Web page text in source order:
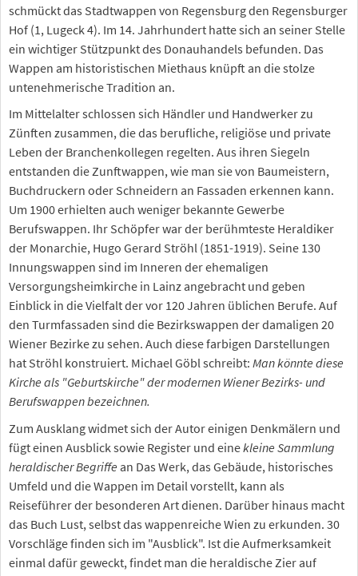
schmückt das Stadtwappen von Regensburg den Regensburger
Hof (1, Lugeck 4). Im 14. Jahrhundert hatte sich an seiner Stelle
ein wichtiger Stützpunkt des Donauhandels befunden. Das
Wappen am historistischen Miethaus knüpft an die stolze
untenehmerische Tradition an.
Im Mittelalter schlossen sich Händler und Handwerker zu
Zünften zusammen, die das berufliche, religiöse und private
Leben der Branchenkollegen regelten. Aus ihren Siegeln
entstanden die Zunftwappen, wie man sie von Baumeistern,
Buchdruckern oder Schneidern an Fassaden erkennen kann.
Um 1900 erhielten auch weniger bekannte Gewerbe
Berufswappen. Ihr Schöpfer war der berühmteste Heraldiker
der Monarchie, Hugo Gerard Ströhl (1851-1919). Seine 130
Innungswappen sind im Inneren der ehemaligen
Versorgungsheimkirche in Lainz angebracht und geben
Einblick in die Vielfalt der vor 120 Jahren üblichen Berufe. Auf
den Turmfassaden sind die Bezirkswappen der damaligen 20
Wiener Bezirke zu sehen. Auch diese farbigen Darstellungen
hat Ströhl konstruiert. Michael Göbl schreibt: Man könnte diese
Kirche als "Geburtskirche" der modernen Wiener Bezirks- und
Berufswappen bezeichnen.
Zum Ausklang widmet sich der Autor einigen Denkmälern und
fügt einen Ausblick sowie Register und einekleine Sammlung
heraldischer Begriffe an Das Werk, das Gebäude, historisches
Umfeld und die Wappen im Detail vorstellt, kann als
Reiseführer der besonderen Art dienen. Darüber hinaus macht
das Buch Lust, selbst das wappenreiche Wien zu erkunden. 30
Vorschläge finden sich im "Ausblick". Ist die Aufmerksamkeit
einmal dafür geweckt, findet man die heraldische Zier auf